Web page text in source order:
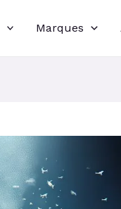
Marques